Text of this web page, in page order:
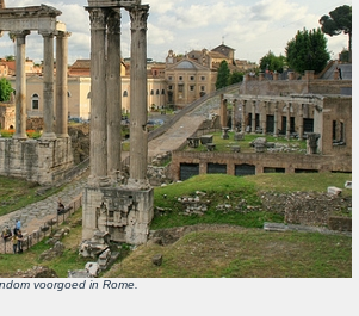
voorgoed in Rome.